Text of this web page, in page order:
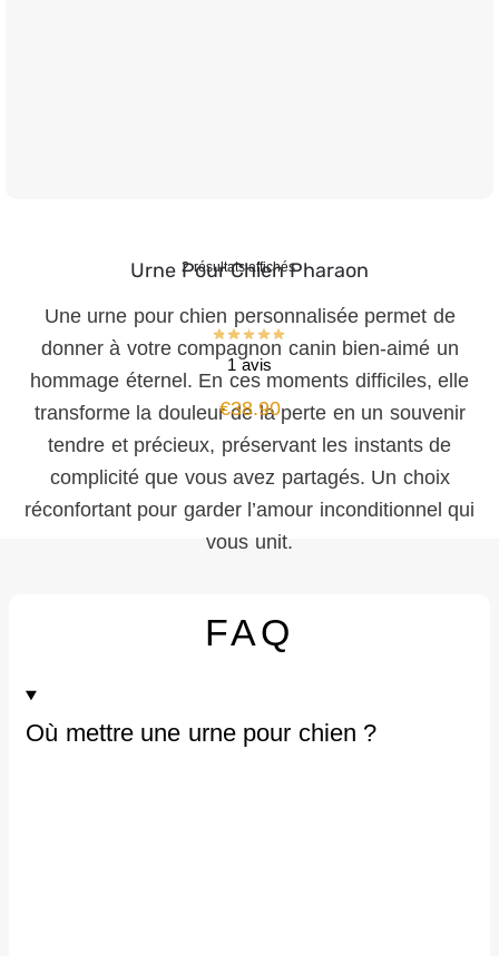
Une urne pour chien personnalisée permet de
donner à votre compagnon canin bien-aimé un
hommage éternel. En ces moments difficiles, elle
transforme la douleur de la perte en un souvenir
tendre et précieux, préservant les instants de
complicité que vous avez partagés. Un choix
réconfortant pour garder l’amour inconditionnel qui
vous unit.
Urne Pour Chien Pharaon
1 avis
€38.90
2 résultats affichés
FAQ
Où mettre une urne pour chien ?